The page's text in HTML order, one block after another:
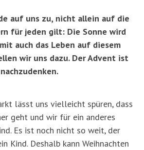
auf uns zu, nicht allein auf die
für jeden gilt: Die Sonne wird
auch das Leben auf diesem
wir uns dazu. Der Advent ist
lässt uns vielleicht spüren, dass
geht und wir für ein anderes
Es ist noch nicht so weit, der
Kind. Deshalb kann Weihnachten